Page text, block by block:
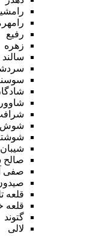
رفیع
زهره
سالند
شاوور
شوش
شیبان
صالح
صفی
قلعه
قلعه
گتوند
لالی